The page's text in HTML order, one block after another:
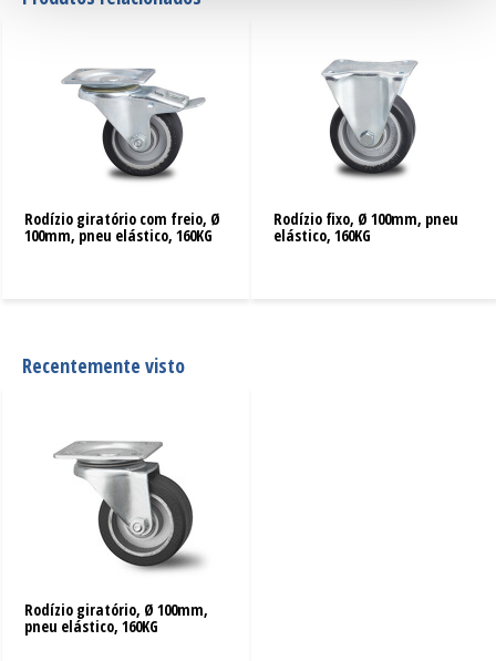
Rodízio giratório com freio, Ø
100mm, pneu elástico, 160KG
Rodízio fixo, Ø 100mm, pneu
elástico, 160KG
Recentemente visto
Rodízio giratório, Ø 100mm,
pneu elástico, 160KG